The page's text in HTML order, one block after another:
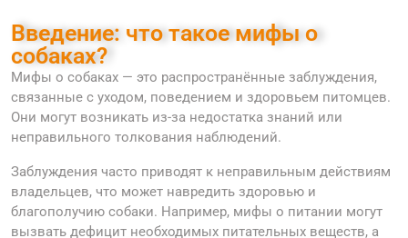
Введение: что такое мифы о
собаках?
Мифы о собаках — это распространённые заблуждения,
связанные с уходом, поведением и здоровьем питомцев.
Они могут возникать из-за недостатка знаний или
неправильного толкования наблюдений.
Заблуждения часто приводят к неправильным действиям
владельцев, что может навредить здоровью и
благополучию собаки. Например, мифы о питании могут
вызвать дефицит необходимых питательных веществ, а